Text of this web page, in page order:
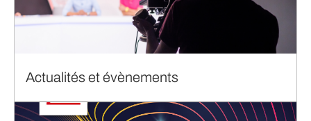
Actualités et évènements